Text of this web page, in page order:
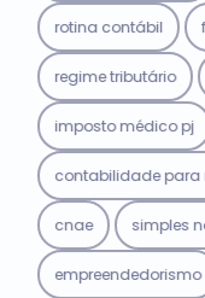
rotina contábil
regime tributário
imposto médico pj
contabilidade para
cnae simples
empreendedorismo